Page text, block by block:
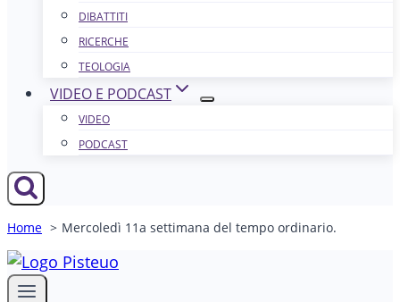
DIBATTITI
RICERCHE
TEOLOGIA
VIDEO E PODCAST
VIDEO
PODCAST
Home Mercoledì 11a settimana del tempo ordinario.